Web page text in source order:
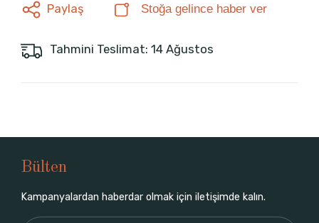
Paylaş Stoğa gelince haber ver
Tahmini Teslimat: 14 Ağustos
Bülten
Kampanyalardan haberdar olmak için iletişimde kalın.